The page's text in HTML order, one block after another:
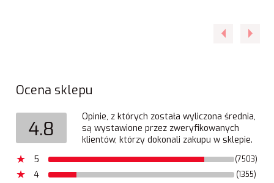
Ocena sklepu
4.8
Opinie, z których została wyliczona średnia,
są wystawione przez zweryfikowanych
klientów, którzy dokonali zakupu w sklepie.
5
(7503)
4 (1355)